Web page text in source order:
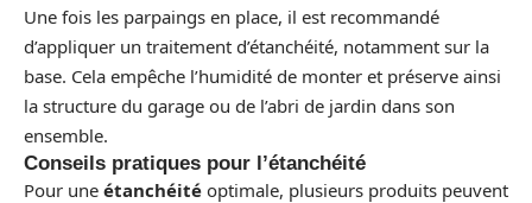
Une fois les parpaings en place, il est recommandé
d’appliquer un traitement d’étanchéité, notamment sur la
base. Cela empêche l’humidité de monter et préserve ainsi
la structure du garage ou de l’abri de jardin dans son
ensemble.
Conseils pratiques pour l’étanchéité
Pour une étanchéité optimale, plusieurs produits peuvent